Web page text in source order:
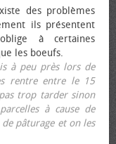
des problèmes
ils présentent
à certaines
les bœufs.
à peu près lors de
rentre entre le 15
trop tarder sinon
à cause de
pâturage et on les